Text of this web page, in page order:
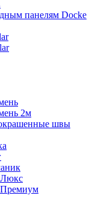
панелям Docke
2м
швы